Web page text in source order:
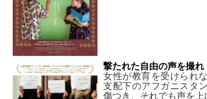
撃たれた自由の声を撮
女性が教育を受けられ
支配下のアフガニスタ
傷つき、それでも声を